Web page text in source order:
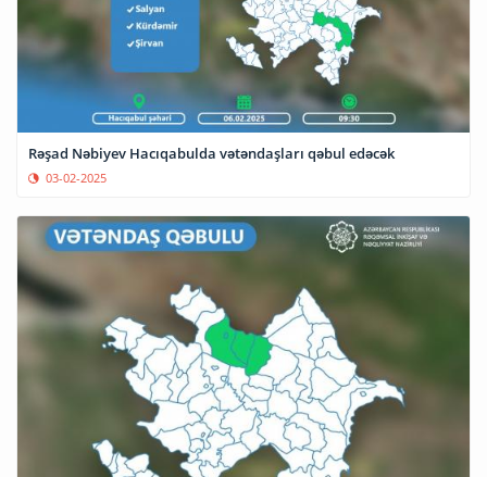
Rəşad Nəbiyev Hacıqabulda vətəndaşları qəbul edəcək
03-02-2025